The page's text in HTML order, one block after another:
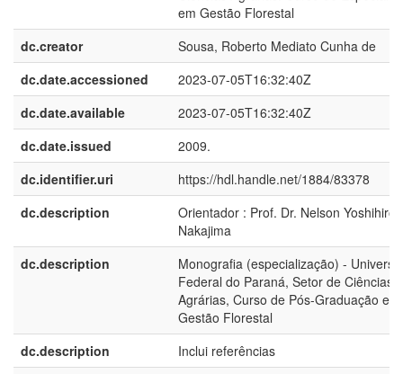
em Gestão Florestal
dc.creator
Sousa, Roberto Mediato Cunha de
dc.date.accessioned
2023-07-05T16:32:40Z
dc.date.available
2023-07-05T16:32:40Z
dc.date.issued
2009.
dc.identifier.uri
https://hdl.handle.net/1884/83378
dc.description
Orientador : Prof. Dr. Nelson Yoshihiro
Nakajima
dc.description
Monografia (especialização) -
Federal do Paraná, Setor de Ciências
Agrárias, Curso de Pós-Graduação em
Gestão Florestal
dc.description
Inclui referências